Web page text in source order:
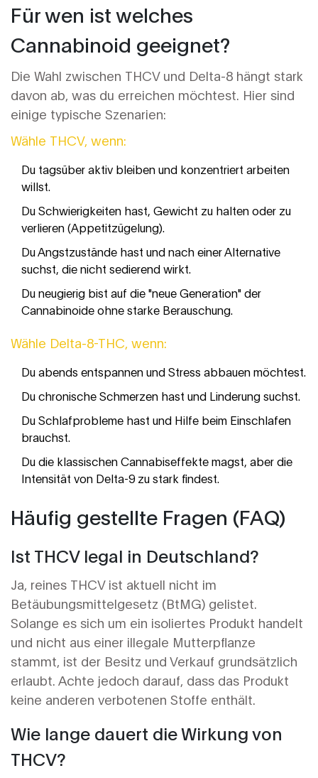
Für wen ist welches
Cannabinoid geeignet?
Die Wahl zwischen THCV und Delta-8 hängt stark
davon ab, was du erreichen möchtest. Hier sind
einige typische Szenarien:
Wähle THCV, wenn:
Du tagsüber aktiv bleiben und konzentriert arbeiten
willst.
Du Schwierigkeiten hast, Gewicht zu halten oder zu
verlieren (Appetitzügelung).
Du Angstzustände hast und nach einer Alternative
suchst, die nicht sedierend wirkt.
Du neugierig bist auf die "neue Generation" der
Cannabinoide ohne starke Berauschung.
Wähle Delta-8-THC, wenn:
Du abends entspannen und Stress abbauen möchtest.
Du chronische Schmerzen hast und Linderung suchst.
Du Schlafprobleme hast und Hilfe beim Einschlafen
brauchst.
Du die klassischen Cannabiseffekte magst, aber die
Intensität von Delta-9 zu stark findest.
Häufig gestellte Fragen (FAQ)
Ist THCV legal in Deutschland?
Ja, reines THCV ist aktuell nicht im
Betäubungsmittelgesetz (BtMG) gelistet.
Solange es sich um ein isoliertes Produkt handelt
und nicht aus einer illegale Mutterpflanze
stammt, ist der Besitz und Verkauf grundsätzlich
erlaubt. Achte jedoch darauf, dass das Produkt
keine anderen verbotenen Stoffe enthält.
Wie lange dauert die Wirkung von
THCV?